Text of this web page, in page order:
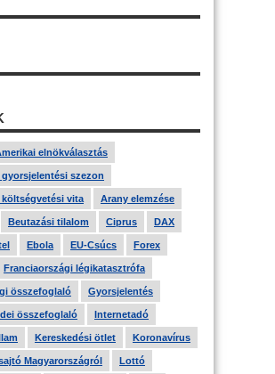
elnökválasztás
szezon
költségvetési vita Arany elemzése
Beutazási tilalom Ciprus DAX
Ebola EU-Csúcs Forex
Franciaországi légikatasztrófa
összefoglaló Gyorsjelentés
összefoglaló Internetadó
Kereskedési ötlet Koronavírus
Magyarországról Lottó